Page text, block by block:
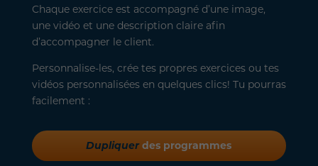
Chaque exercice est accompagné d’une image,
une vidéo et une description claire afin
d’accompagner le client.
Personnalise-les, crée tes propres exercices ou tes
vidéos personnalisées en quelques clics! Tu pourras
facilement :
Dupliquerdes programmes